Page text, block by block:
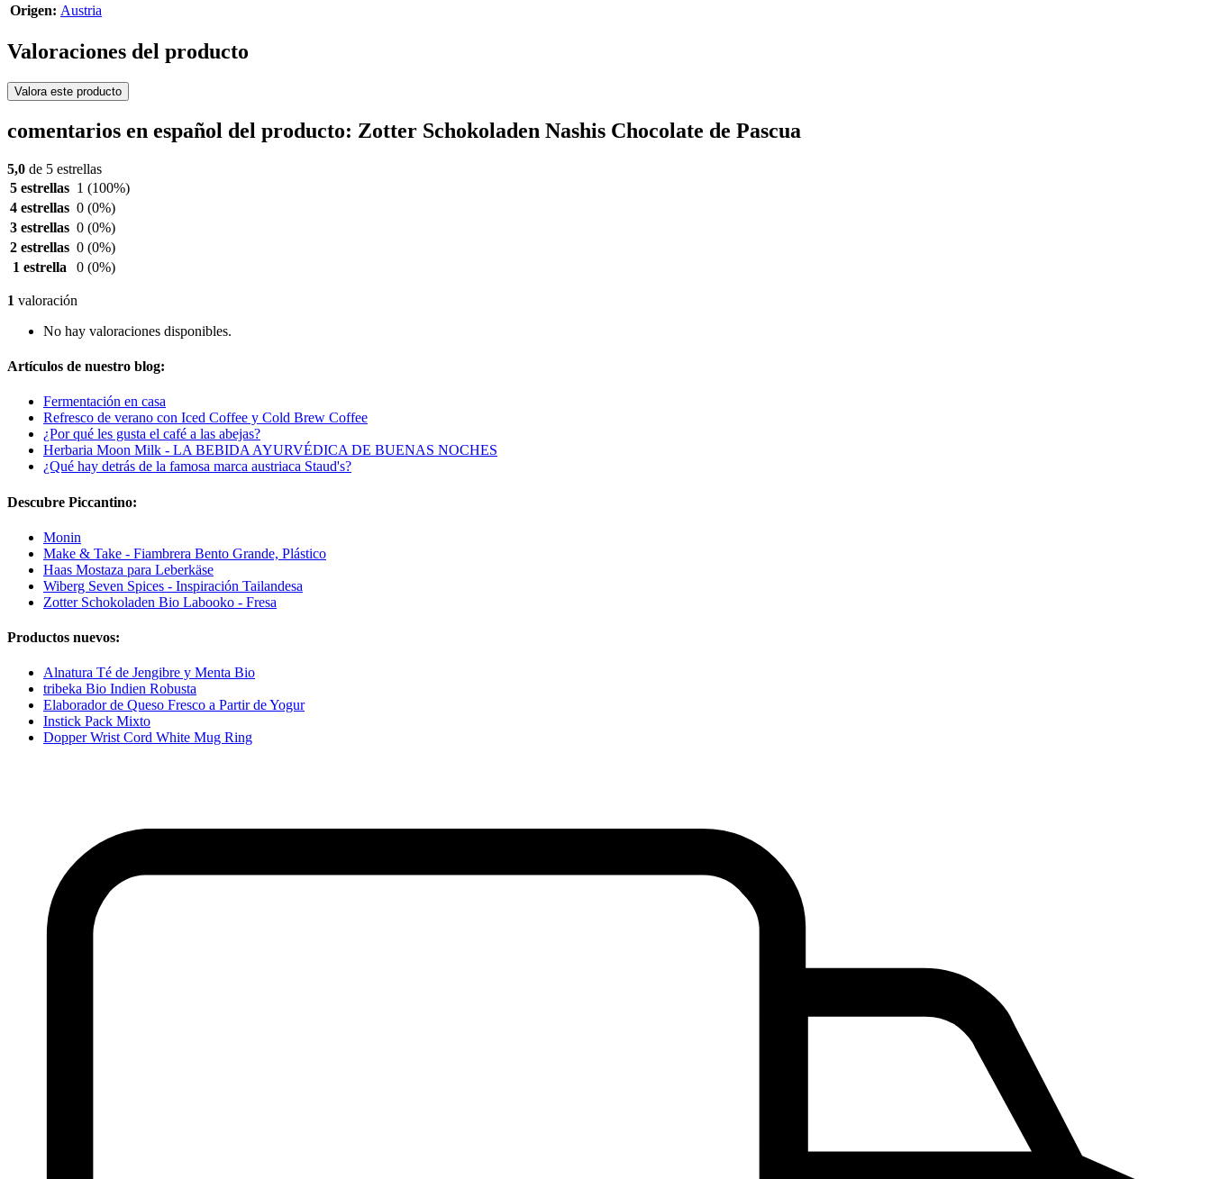
Origen: Austria
Valoraciones del producto
Valora este producto
comentarios en español del producto: Zotter Schokoladen Nashis Chocolate de Pascua
5,0 de 5 estrellas
5 estrellas 1 (100%)
4 estrellas 0 (0%)
3 estrellas 0 (0%)
2 estrellas 0 (0%)
1 estrella
0 (0%)
1 valoración
No hay valoraciones disponibles.
Artículos de nuestro blog:
Fermentación en casa
Refresco de verano con Iced Coffee y Cold Brew Coffee
¿Por qué les gusta el café a las abejas?
Herbaria Moon Milk - LA BEBIDA AYURVÉDICA DE BUENAS NOCHES
¿Qué hay detrás de la famosa marca austriaca Staud's?
Descubre Piccantino:
Monin
Make & Take - Fiambrera Bento Grande, Plástico
Haas Mostaza para Leberkäse
Wiberg Seven Spices - Inspiración Tailandesa
Zotter Schokoladen Bio Labooko - Fresa
Productos nuevos:
Alnatura Té de Jengibre y Menta Bio
tribeka Bio Indien Robusta
Elaborador de Queso Fresco a Partir de Yogur
Instick Pack Mixto
Dopper Wrist Cord White Mug Ring